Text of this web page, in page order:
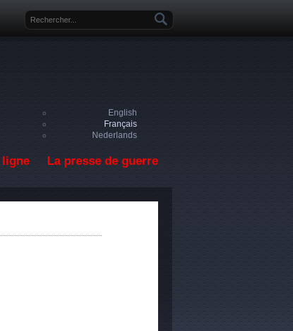
Formulaire de recherche
English
Français
Nederlands
La presse de guerre